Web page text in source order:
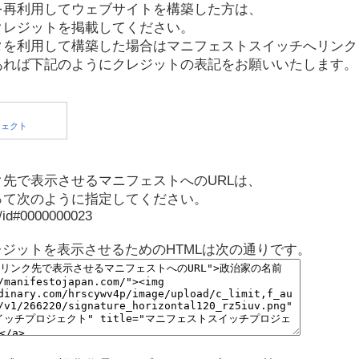
利用してウェブサイトを構築した方は、
ジットを掲載してください。
利用して構築した場合はマニフェストスイッチへリン
ば下記のようにクレジットの表記をお願いいたします。
で表示させるマニフェストへのURLは、
次のように指定してください。
ットを表示させるためのHTMLは次の通りです。